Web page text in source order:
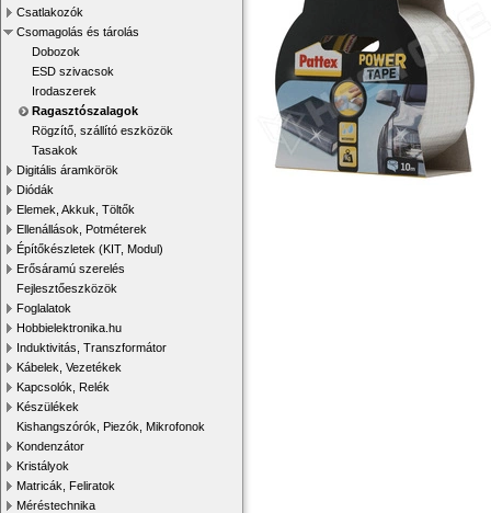
Csatlakozók
Csomagolás és tárolás
Dobozok
ESD szivacsok
Irodaszerek
Ragasztószalagok
Rögzítő, szállító eszközök
Tasakok
Digitális áramkörök
Diódák
Elemek, Akkuk, Töltők
Ellenállások, Potméterek
Építőkészletek (KIT, Modul)
Erősáramú szerelés
Fejlesztőeszközök
Foglalatok
Hobbielektronika.hu
Induktivitás, Transzformátor
Kábelek, Vezetékek
Kapcsolók, Relék
Készülékek
Kishangszórók, Piezók, Mikrofonok
Kondenzátor
Kristályok
Matricák, Feliratok
Méréstechnika